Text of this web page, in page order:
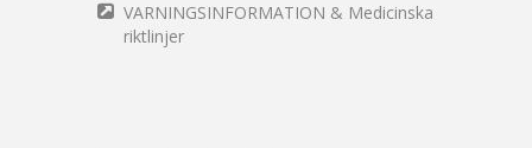
VARNINGSINFORMATION & Medicinska
riktlinjer